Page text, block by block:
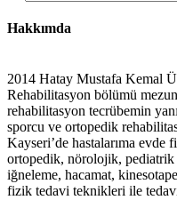
Hakkımda
2014 Hatay Mustafa Kemal
Rehabilitasyon bölümü
rehabilitasyon tecrübemin
sporcu ve ortopedik
Kayseri’de hastalarıma
ortopedik, nörolojik, pediatrik
iğneleme, hacamat,
fizik tedavi teknikleri ile